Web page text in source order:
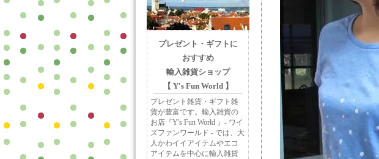
プレゼント・ギフトに
おすすめ
輸入雑貨ショップ
【 Y's Fun World 】
プレゼント雑貨・ギフト雑
貨が豊富です。輸入雑貨の
お店『Y's Fun World 』- ワイ
ズファンワールド - では、大
人かわイイアイテムやエコ
アイテムを中心に輸入雑貨